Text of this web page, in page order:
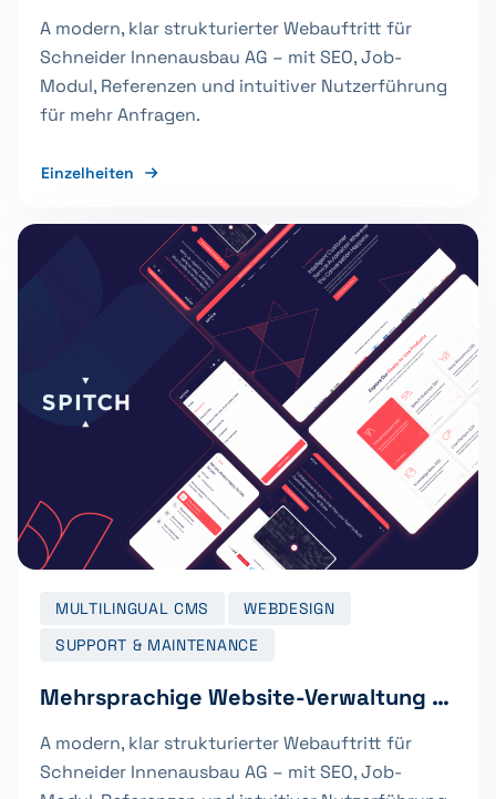
A modern, klar strukturierter Webauftritt für
Schneider Innenausbau AG – mit SEO, Job-
Modul, Referenzen und intuitiver Nutzerführung
für mehr Anfragen.
Einzelheiten
MULTILINGUAL CMS
WEBDESIGN
SUPPORT & MAINTENANCE
Mehrsprachige Website-Verwaltung auf Unternehmensebene für Spitch AG
A modern, klar strukturierter Webauftritt für
Schneider Innenausbau AG – mit SEO, Job-